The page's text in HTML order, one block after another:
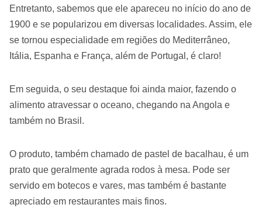
Entretanto, sabemos que ele apareceu no início do ano de
1900 e se popularizou em diversas localidades. Assim, ele
se tornou especialidade em regiões do Mediterrâneo,
Itália, Espanha e França, além de Portugal, é claro!
Em seguida, o seu destaque foi ainda maior, fazendo o
alimento atravessar o oceano, chegando na Angola e
também no Brasil.
O produto, também chamado de pastel de bacalhau, é um
prato que geralmente agrada rodos à mesa. Pode ser
servido em botecos e vares, mas também é bastante
apreciado em restaurantes mais finos.